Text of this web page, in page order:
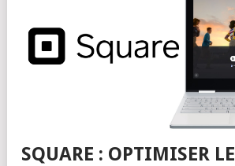
SQUARE : OPTIMISER LE